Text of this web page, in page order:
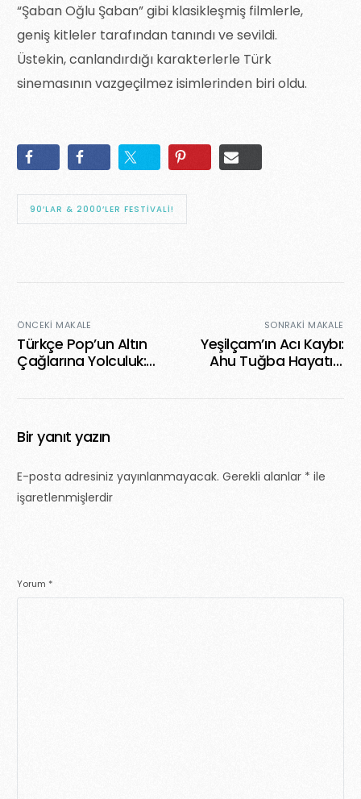
“Şaban Oğlu Şaban” gibi klasikleşmiş filmlerle,
geniş kitleler tarafından tanındı ve sevildi.
Üstekin, canlandırdığı karakterlerle Türk
sinemasının vazgeçilmez isimlerinden biri oldu.
90’LAR & 2000’LER FESTIVALI!
ÖNCEKI MAKALE
Türkçe Pop’un Altın
Çağlarına Yolculuk:
Festivali
SONRAKI MAKALE
Yeşilçam’ın Acı Kaybı:
Ahu Tuğba Hayatını
Bir yanıt yazın
E-posta adresiniz yayınlanmayacak. Gerekli alanlar * ile
işaretlenmişlerdir
Yorum *